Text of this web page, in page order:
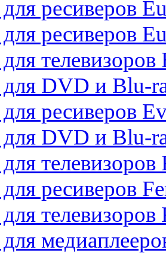
ресиверов
ресиверов
телевизоров
DVD и Blu-
ресиверов
DVD и Blu-
телевизоров
ресиверов